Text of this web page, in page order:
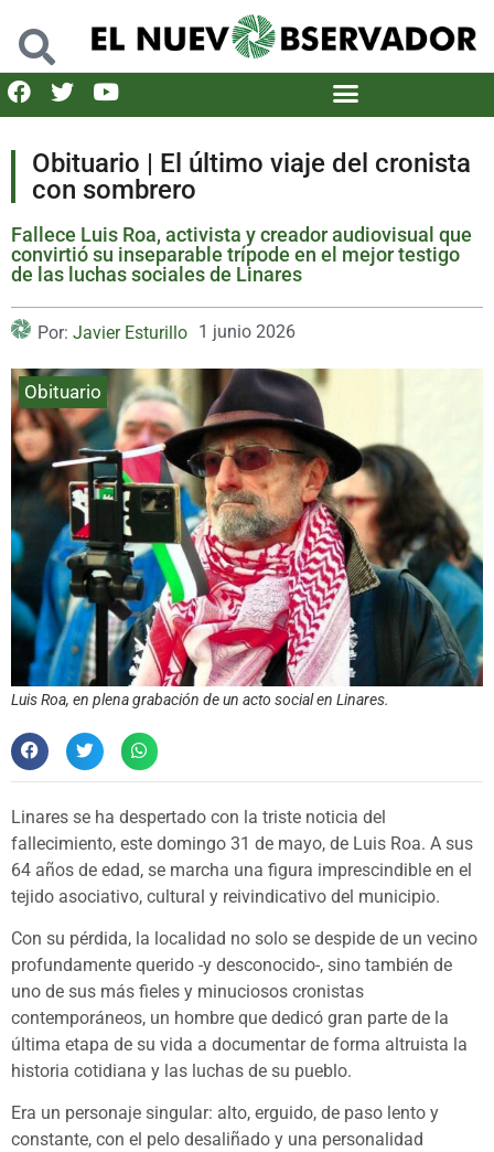
Obituario | El último viaje del cronista
con sombrero
Fallece Luis Roa, activista y creador audiovisual que
convirtió su inseparable trípode en el mejor testigo
de las luchas sociales de Linares
Por: Javier Esturillo 1 junio 2026
Obituario
Luis Roa, en plena grabación de un acto social en Linares.
Linares se ha despertado con la triste noticia del
fallecimiento, este domingo 31 de mayo, de Luis Roa. A sus
64 años de edad, se marcha una figura imprescindible en el
tejido asociativo, cultural y reivindicativo del municipio.
Con su pérdida, la localidad no solo se despide de un vecino
profundamente querido -y desconocido-, sino también de
uno de sus más fieles y minuciosos cronistas
contemporáneos, un hombre que dedicó gran parte de la
última etapa de su vida a documentar de forma altruista la
historia cotidiana y las luchas de su pueblo.
Era un personaje singular: alto, erguido, de paso lento y
constante, con el pelo desaliñado y una personalidad